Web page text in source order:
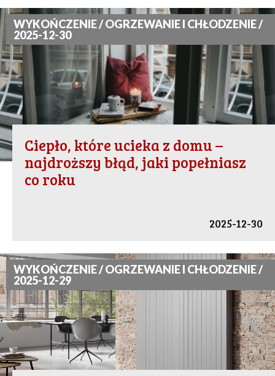
WYKOŃCZENIE / OGRZEWANIE I CHŁODZENIE /
2025-12-30
Ciepło, które ucieka z domu –
najdroższy błąd, jaki popełniasz
co roku
2025-12-30
WYKOŃCZENIE / OGRZEWANIE I CHŁODZENIE /
2025-12-29